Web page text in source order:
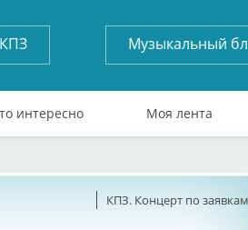
КПЗ Музыкальный
интересно Моя лента
КПЗ. Концерт по заявкам